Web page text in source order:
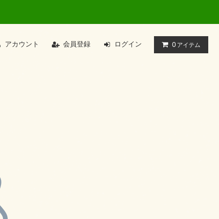
アカウント 会員登録 ログイン 0 アイテム